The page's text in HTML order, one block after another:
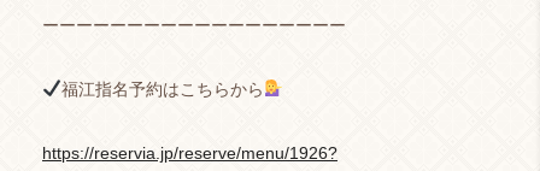
ーーーーーーーーーーーーーーーーーー
福江指名予約はこちらから
https://reservia.jp/reserve/menu/1926?